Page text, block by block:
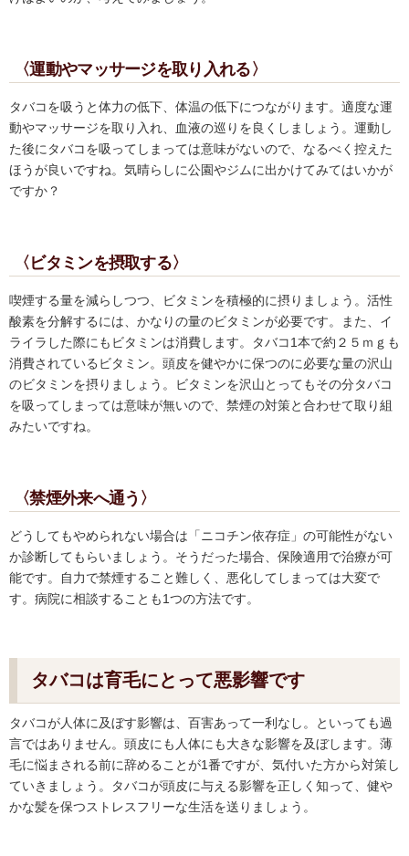
〈運動やマッサージを取り入れる〉
タバコを吸うと体力の低下、体温の低下につながります。適度な運
動やマッサージを取り入れ、血液の巡りを良くしましょう。運動し
た後にタバコを吸ってしまっては意味がないので、なるべく控えた
ほうが良いですね。気晴らしに公園やジムに出かけてみてはいかが
ですか？
〈ビタミンを摂取する〉
喫煙する量を減らしつつ、ビタミンを積極的に摂りましょう。活性
酸素を分解するには、かなりの量のビタミンが必要です。また、イ
ライラした際にもビタミンは消費します。タバコ1本で約２５ｍｇも
消費されているビタミン。頭皮を健やかに保つのに必要な量の沢山
のビタミンを摂りましょう。ビタミンを沢山とってもその分タバコ
を吸ってしまっては意味が無いので、禁煙の対策と合わせて取り組
みたいですね。
〈禁煙外来へ通う〉
どうしてもやめられない場合は「ニコチン依存症」の可能性がない
か診断してもらいましょう。そうだった場合、保険適用で治療が可
能です。自力で禁煙すること難しく、悪化してしまっては大変で
す。病院に相談することも1つの方法です。
タバコは育毛にとって悪影響です
タバコが人体に及ぼす影響は、百害あって一利なし。といっても過
言ではありません。頭皮にも人体にも大きな影響を及ぼします。薄
毛に悩まされる前に辞めることが1番ですが、気付いた方から対策し
ていきましょう。タバコが頭皮に与える影響を正しく知って、健や
かな髪を保つストレスフリーな生活を送りましょう。